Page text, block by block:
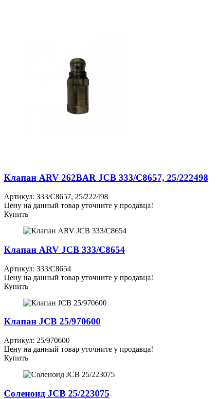
Клапан ARV 262BAR JCB 333/C8657, 25/222498
Артикул: 333/C8657, 25/222498
Цену на данный товар уточните у продавца!
Купить
Клапан ARV JCB 333/C8654
Артикул: 333/C8654
Цену на данный товар уточните у продавца!
Купить
Клапан JCB 25/970600
Артикул: 25/970600
Цену на данный товар уточните у продавца!
Купить
Соленоид JCB 25/223075